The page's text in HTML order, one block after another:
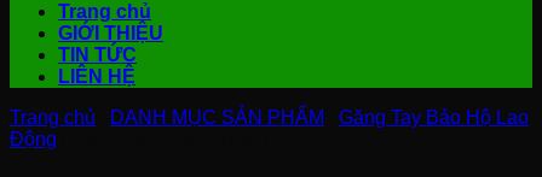
Trang chủ
GIỚI THIỆU
TIN TỨC
LIÊN HỆ
Trang chủ
DANH MỤC SẢN PHẨM
Găng Tay Bảo Hộ Lao
Động